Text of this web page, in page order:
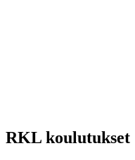
RKL koulutukset